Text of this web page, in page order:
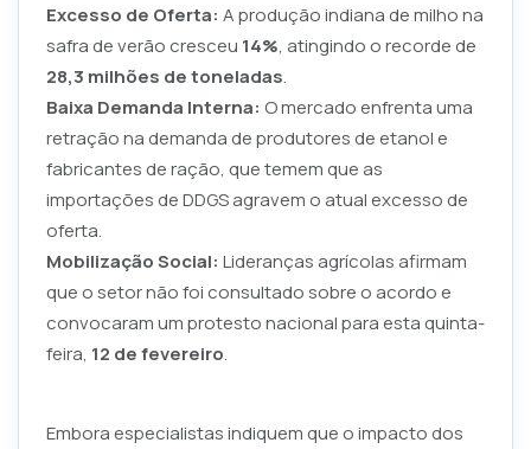
Excesso de Oferta: A produção indiana de milho na
safra de verão cresceu 14%, atingindo o recorde de
28,3 milhões de toneladas.
Baixa Demanda Interna: O mercado enfrenta uma
retração na demanda de produtores de etanol e
fabricantes de ração, que temem que as
importações de DDGS agravem o atual excesso de
oferta.
Mobilização Social: Lideranças agrícolas afirmam
que o setor não foi consultado sobre o acordo e
convocaram um protesto nacional para esta quinta-
feira, 12 de fevereiro.
Embora especialistas indiquem que o impacto dos